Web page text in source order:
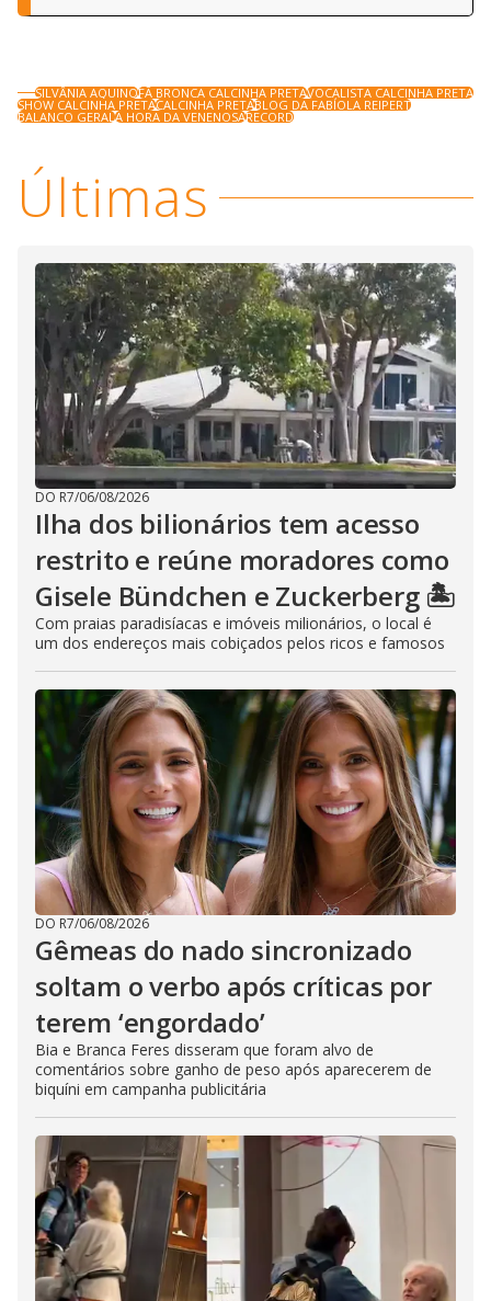
SILVÂNIA AQUINOFÃ BRONCA CALCINHA PRETAVOCALISTA CALCINHA PRETA
SHOW CALCINHA PRETACALCINHA PRETABLOG DA FABÍOLA REIPERT
BALANCO GERALA HORA DA VENENOSARECORD
Últimas
DO R7/06/08/2026
Ilha dos bilionários tem acesso
restrito e reúne moradores como
Gisele Bündchen e Zuckerberg 🏝️
Com praias paradisíacas e imóveis milionários, o local é
um dos endereços mais cobiçados pelos ricos e famosos
DO R7/06/08/2026
Gêmeas do nado sincronizado
soltam o verbo após críticas por
terem ‘engordado’
Bia e Branca Feres disseram que foram alvo de
comentários sobre ganho de peso após aparecerem de
biquíni em campanha publicitária